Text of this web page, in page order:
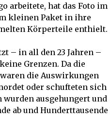
arbeitete, hat das Foto im
kleinen Paket in ihre
Körperteile enthielt.
– in all den 23 Jahren –
Grenzen. Da die
die Auswirkungen
oder schufteten sich
wurden ausgehungert und
ab und Hunderttausende